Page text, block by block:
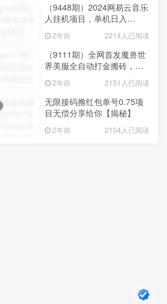
（9448期）2024网易云音乐
人挂机项目，单机日入
2年前 2214人已阅读
（9111期）全网首发魔兽世
界美服全自动打金搬砖，日
姆级教学
2年前 2151人已阅读
无限接码撸红包单号0.75项
目无偿分享给你【揭秘】
2年前 2104人已阅读